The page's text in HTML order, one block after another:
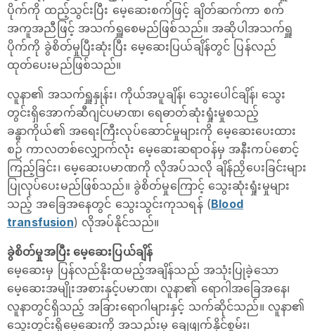
ပိုက်ကို ထည့်သွင်းပြီး မေ့ဆေးစက်ဖြင့် ချိတ်ဆက်ကာ စက်
အကူအညီဖြင့် အသက်ရှူစေမည်ဖြစ်သည်။ အဆိုပါအသက်ရှူ
ပိုက်ကို ခွဲစိတ်မှုပြီးဆုံးပြီး မေ့ဆေးပြယ်ချိန်တွင် ပြန်လည်
ထုတ်ပေးမည်ဖြစ်သည်။
လူနာ၏ အသက်ရှူနှုန်း၊ ကိုယ်အပူချိန်၊ သွေးပေါင်ချိန်၊ သွေး
တွင်းရှိအောက်ဆီဂျင်ပမာဏ၊ ရေဓာတ်ဆုံးရှုံးမှုစသည့်
ခန္ဓာကိုယ်၏ အရေးကြီးလုပ်ဆောင်မှုများကို မေ့ဆေးပေးထား
စဉ် ကာလတစ်လျှောက်လုံး မေ့ဆေးဆရာဝန်မှ အနီးကပ်စောင့်
ကြည့်ခြင်း၊ မေ့ဆေးပမာဏကို လိုအပ်သလို ချိန်ညှိပေးခြင်းများ
ပြုလုပ်ပေးမည်ဖြစ်သည်။ ခွဲစိတ်မှုကြောင့် သွေးဆုံးရှုံးမှုများ
သည့် အခြေအနေတွင် သွေးသွင်းကုသရန် (Blood
transfusion) လိုအပ်နိုင်သည်။
ခွဲစိတ်မှုအပြီး မေ့ဆေးပြယ်ချိန်
မေ့ဆေးမှ ပြန်လည်နိုးထမည့်အချိန်သည် အသုံးပြုခဲ့သော
မေ့ဆေးအမျိုးအစားနှင့်ပမာဏ၊ လူနာ၏ ရောဂါအခြေအနေ၊
လူနာတွင်ရှိသည့် အခြားရောဂါများနှင့် သက်ဆိုင်သည်။ လူနာ၏
သွေးတွင်းရှိမေ့ဆေးကို အသည်းမှ ချေဖျက်နိုင်စွမ်း၊